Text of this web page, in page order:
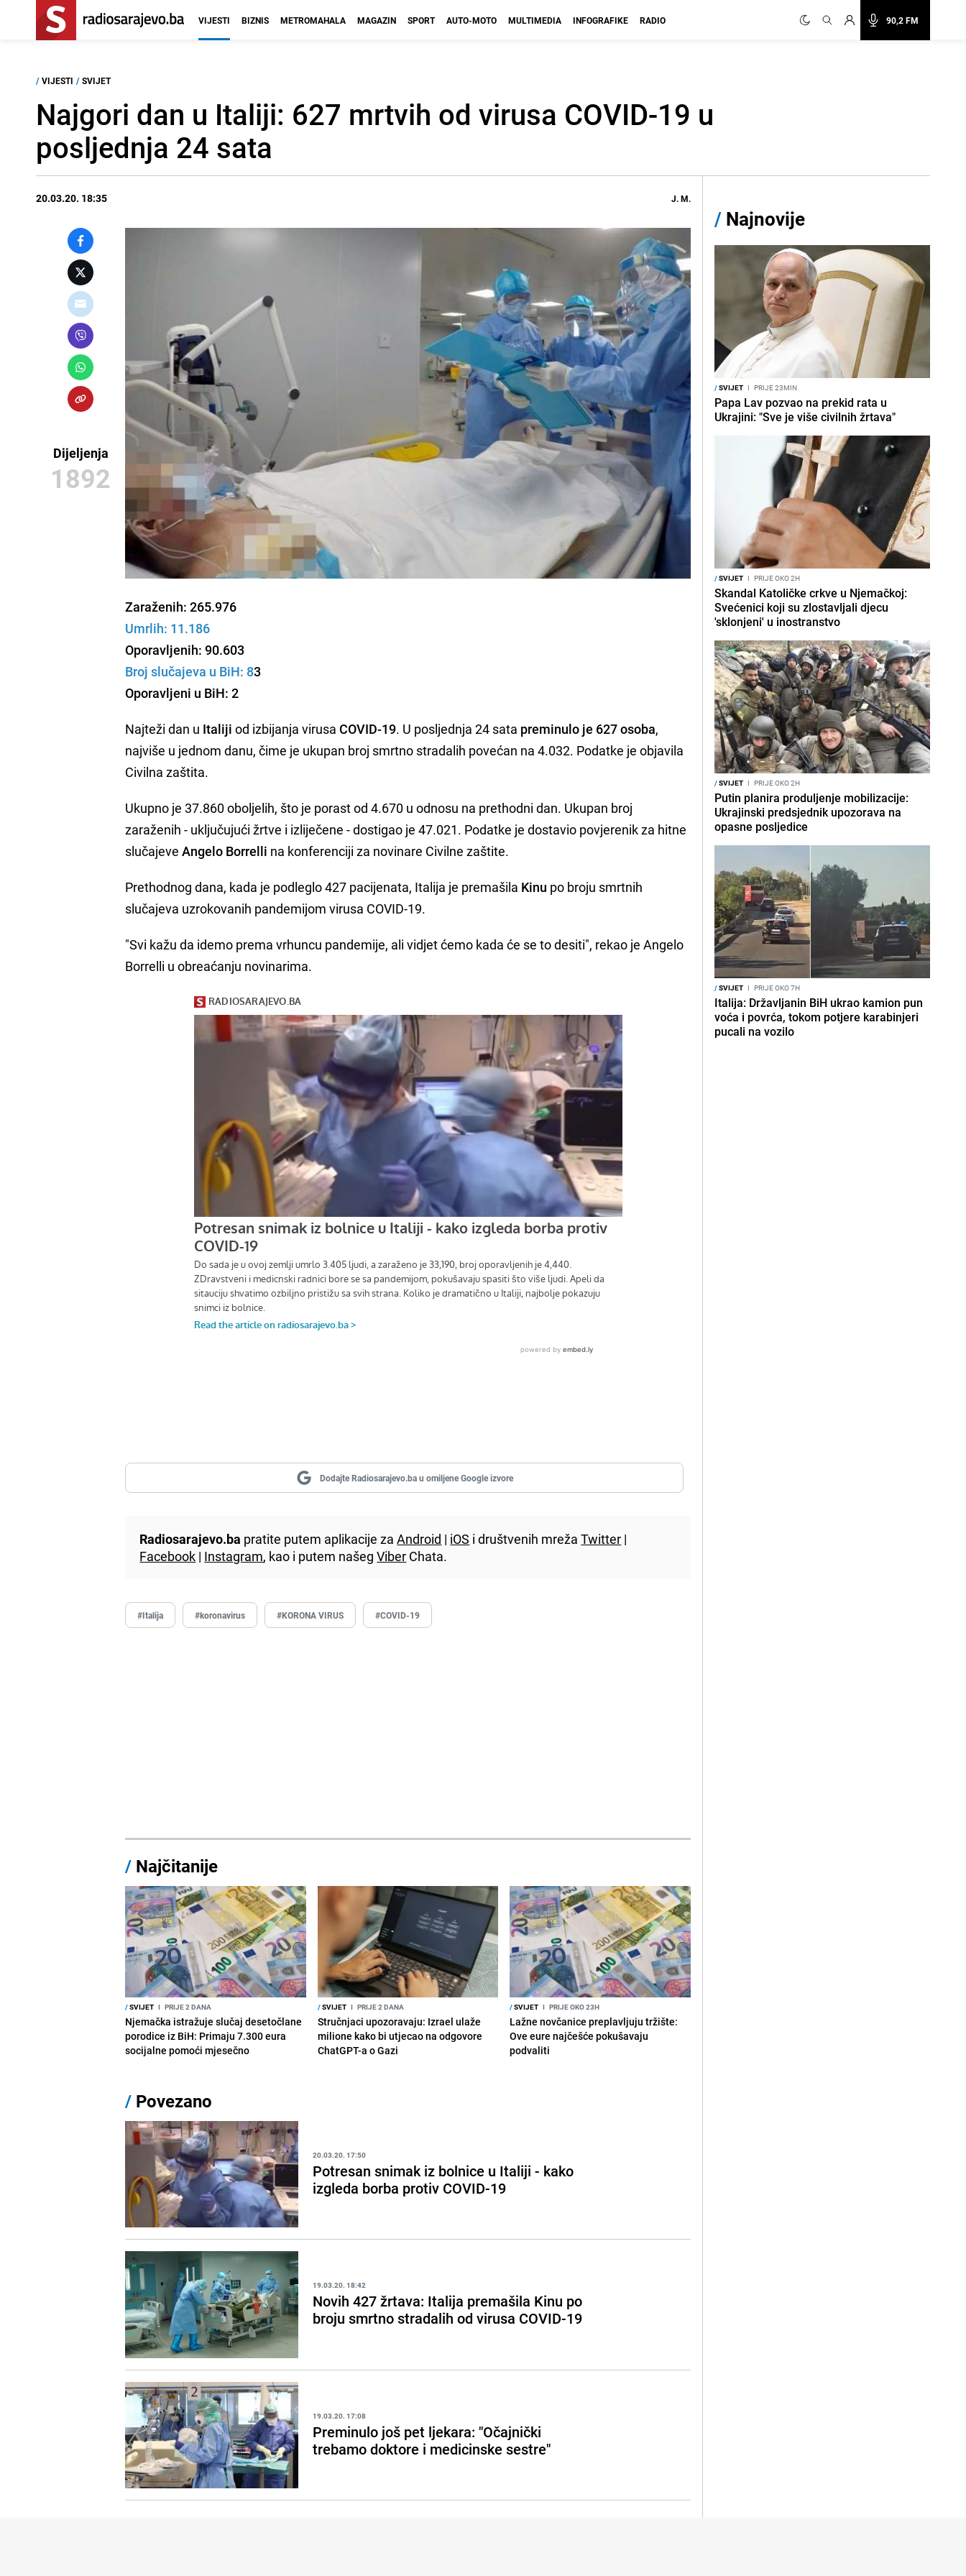
90,2 FM
VIJESTI BIZNIS METROMAHALA MAGAZIN SPORT AUTO-MOTO MULTIMEDIA INFOGRAFIKE RADIO
/ VIJESTI / SVIJET
Najgori dan u Italiji: 627 mrtvih od virusa COVID-19 u
posljednja 24 sata
20.03.20. 18:35 J. M.
Dijeljenja
1892
Zaraženih: 265.976
Umrlih: 11.186
Oporavljenih: 90.603
Broj slučajeva u BiH: 83
Oporavljeni u BiH: 2
Najteži dan u Italiji od izbijanja virusaCOVID-19. U posljednja 24 sata preminulo je 627 osoba,
najviše u jednom danu, čime je ukupan broj smrtno stradalih povećan na 4.032. Podatke je objavila
Civilna zaštita.
Ukupno je 37.860 oboljelih, što je porast od 4.670 u odnosu na prethodni dan. Ukupan broj
zaraženih - uključujući žrtve i izliječene - dostigao je 47.021. Podatke je dostavio povjerenik za hitne
slučajeveAngelo Borrelli na konferenciji za novinare Civilne zaštite.
Prethodnog dana, kada je podleglo 427 pacijenata, Italija je premašila Kinu po broju smrtnih
slučajeva uzrokovanih pandemijom virusa COVID-19.
"Svi kažu da idemo prema vrhuncu pandemije, ali vidjet ćemo kada će se to desiti", rekao je Angelo
Borrelli u obreaćanju novinarima.
Dodajte Radiosarajevo.ba u omiljene Google izvore
Radiosarajevo.ba pratite putem aplikacije zaAndroid | iOS i društvenih mrežaTwitter |
Facebook | Instagram, kao i putem našegViber Chata.
#Italija #koronavirus #KORONA VIRUS #COVID-19
/ Najčitanije
/SVIJET I PRIJE 2 DANA
Njemačka istražuje slučaj desetočlane
porodice iz BiH: Primaju 7.300 eura
socijalne pomoći mjesečno
/SVIJET I PRIJE 2 DANA
Stručnjaci upozoravaju: Izrael ulaže
milione kako bi utjecao na odgovore
ChatGPT-a o Gazi
/SVIJET I PRIJE OKO 23H
Lažne novčanice preplavljuju tržište:
Ove eure najčešće pokušavaju
podvaliti
/ Povezano
20.03.20. 17:50
Potresan snimak iz bolnice u Italiji - kako
izgleda borba protiv COVID-19
19.03.20. 18:42
Novih 427 žrtava: Italija premašila Kinu po
broju smrtno stradalih od virusa COVID-19
19.03.20. 17:08
Preminulo još pet ljekara: "Očajnički
trebamo doktore i medicinske sestre"
/ Najnovije
/SVIJET I PRIJE 23MIN
Papa Lav pozvao na prekid rata u
Ukrajini: "Sve je više civilnih žrtava"
/SVIJET I PRIJE OKO 2H
Skandal Katoličke crkve u Njemačkoj:
Svećenici koji su zlostavljali djecu
'sklonjeni' u inostranstvo
/SVIJET I PRIJE OKO 2H
Putin planira produljenje mobilizacije:
Ukrajinski predsjednik upozorava na
opasne posljedice
/SVIJET I PRIJE OKO 7H
Italija: Državljanin BiH ukrao kamion pun
voća i povrća, tokom potjere karabinjeri
pucali na vozilo